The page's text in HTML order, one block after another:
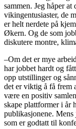
sammen. Jeg håper at
vikingentusiaster, de
er helt nerdete på
Økern. Og de som
diskutere montre,
–Om det er mye
har jobbet hardt og
opp utstillinger og
det er viktig å få frem
være en positiv
skape plattformer i år
publikasjonene.
som er godtatt til